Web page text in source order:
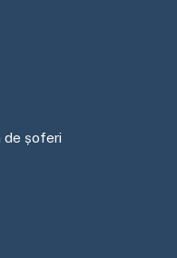
de șoferi